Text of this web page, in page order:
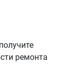
ремонта